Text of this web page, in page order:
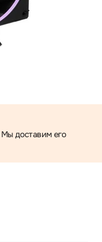
Мы доставим его